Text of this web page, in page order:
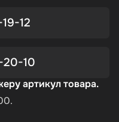
12
10
артикул товара.